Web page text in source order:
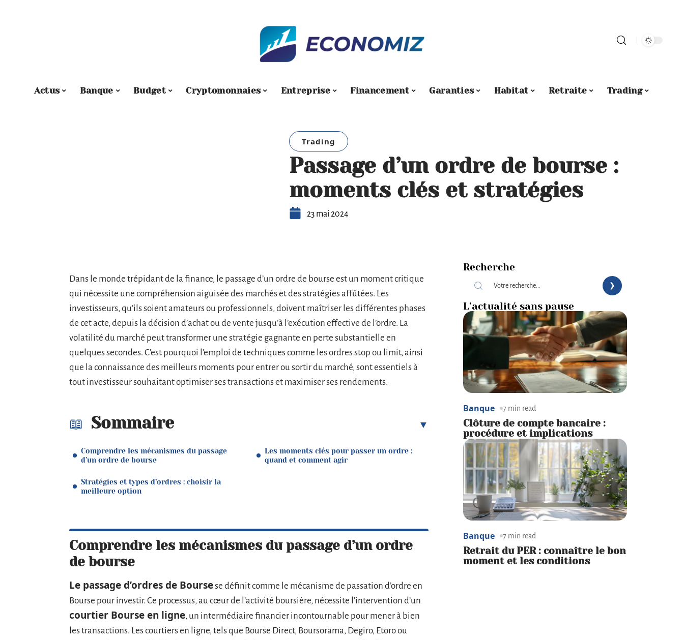
Actus Banque Budget Cryptomonnaies Entreprise Financement Garanties Habitat Retraite Trading
Trading
Passage d’un ordre de bourse :
moments clés et stratégies
23 mai 2024
Dans le monde trépidant de la finance, le passage d’un ordre de bourse est un moment critique
qui nécessite une compréhension aiguisée des marchés et des stratégies affûtées. Les
investisseurs, qu’ils soient amateurs ou professionnels, doivent maîtriser les différentes phases
de cet acte, depuis la décision d’achat ou de vente jusqu’à l’exécution effective de l’ordre. La
volatilité du marché peut transformer une stratégie gagnante en perte substantielle en
quelques secondes. C’est pourquoi l’emploi de techniques comme les ordres stop ou limit, ainsi
que la connaissance des meilleurs moments pour entrer ou sortir du marché, sont essentiels à
tout investisseur souhaitant optimiser ses transactions et maximiser ses rendements.
Sommaire
Comprendre les mécanismes du passage
d’un ordre de bourse
Stratégies et types d’ordres : choisir la
meilleure option
Les moments clés pour passer un ordre :
quand et comment agir
Comprendre les mécanismes du passage d’un ordre
de bourse
Le passage d’ordres de Boursese définit comme le mécanisme de passation d’ordre en
Bourse pour investir. Ce processus, au cœur de l’activité boursière, nécessite l’intervention d’un
courtier Bourse en ligne, un intermédiaire financier incontournable pour mener à bien
les transactions. Les courtiers en ligne, tels que Bourse Direct, Boursorama, Degiro, Etoro ou
Recherche
L’actualité sans pause
Banque 7 min read
Clôture de compte bancaire :
procédure et implications
Banque 7 min read
Retrait du PER : connaître le bon
moment et les conditions